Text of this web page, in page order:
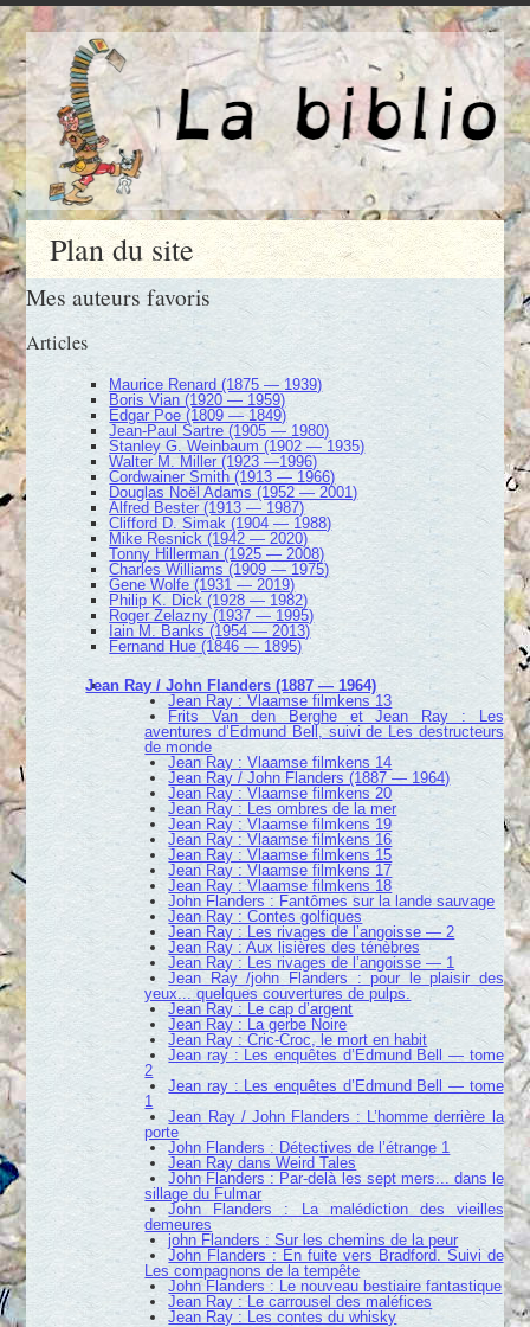
Plan du site
Mes auteurs favoris
Articles
Maurice Renard (1875 — 1939)
Boris Vian (1920 — 1959)
Edgar Poe (1809 — 1849)
Jean-Paul Sartre (1905 — 1980)
Stanley G. Weinbaum (1902 — 1935)
Walter M. Miller (1923 —1996)
Cordwainer Smith (1913 — 1966)
Douglas Noël Adams (1952 — 2001)
Alfred Bester (1913 — 1987)
Clifford D. Simak (1904 — 1988)
Mike Resnick (1942 — 2020)
Tonny Hillerman (1925 — 2008)
Charles Williams (1909 — 1975)
Gene Wolfe (1931 — 2019)
Philip K. Dick (1928 — 1982)
Roger Zelazny (1937 — 1995)
Iain M. Banks (1954 — 2013)
Fernand Hue (1846 — 1895)
Jean Ray / John Flanders (1887 — 1964)
Jean Ray : Vlaamse filmkens 13
Frits Van den Berghe et Jean Ray : Les
aventures d’Edmund Bell, suivi de Les destructeurs
de monde
Jean Ray : Vlaamse filmkens 14
Jean Ray / John Flanders (1887 — 1964)
Jean Ray : Vlaamse filmkens 20
Jean Ray : Les ombres de la mer
Jean Ray : Vlaamse filmkens 19
Jean Ray : Vlaamse filmkens 16
Jean Ray : Vlaamse filmkens 15
Jean Ray : Vlaamse filmkens 17
Jean Ray : Vlaamse filmkens 18
John Flanders : Fantômes sur la lande sauvage
Jean Ray : Contes golfiques
Jean Ray : Les rivages de l’angoisse — 2
Jean Ray : Aux lisières des ténèbres
Jean Ray : Les rivages de l’angoisse — 1
Jean Ray /john Flanders : pour le plaisir des
yeux... quelques couvertures de pulps.
Jean Ray : Le cap d’argent
Jean Ray : La gerbe Noire
Jean Ray : Cric-Croc, le mort en habit
Jean ray : Les enquêtes d’Edmund Bell — tome
2
Jean ray : Les enquêtes d’Edmund Bell — tome
1
Jean Ray / John Flanders : L’homme derrière la
porte
John Flanders : Détectives de l’étrange 1
Jean Ray dans Weird Tales
John Flanders : Par-delà les sept mers... dans le
sillage du Fulmar
John Flanders : La malédiction des vieilles
demeures
john Flanders : Sur les chemins de la peur
John Flanders : En fuite vers Bradford. Suivi de
Les compagnons de la tempête
John Flanders : Le nouveau bestiaire fantastique
Jean Ray : Le carrousel des maléfices
Jean Ray : Les contes du whisky